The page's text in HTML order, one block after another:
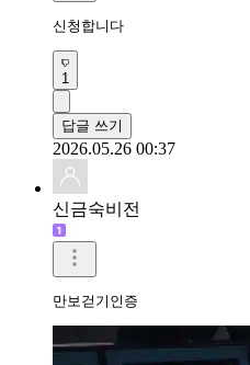
신청합니다
1
답글 쓰기
2026.05.26 00:37
신금숙비전
만보걷기인증